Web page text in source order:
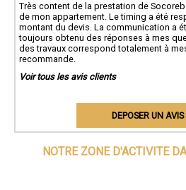
Très content de la prestation de
de mon appartement. Le timing a été
montant du devis. La communication a
toujours obtenu des réponses à mes
des travaux correspond totalement à
recommande.
Voir tous les avis clients
DEPOSER UN AVIS
NOTRE ZONE D'ACTIVITE